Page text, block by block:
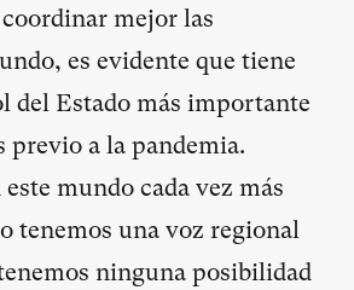
mejor las
es evidente que tiene
del Estado más importante
previo a la pandemia.
mundo cada vez más
tenemos una voz regional
ninguna posibilidad